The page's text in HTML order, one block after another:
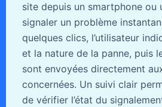
site depuis un smartphone ou
signaler un problème
quelques clics, l’utilisateur
et la nature de la panne, puis
sont envoyées directement
concernées. Un suivi clair
de vérifier l’état du